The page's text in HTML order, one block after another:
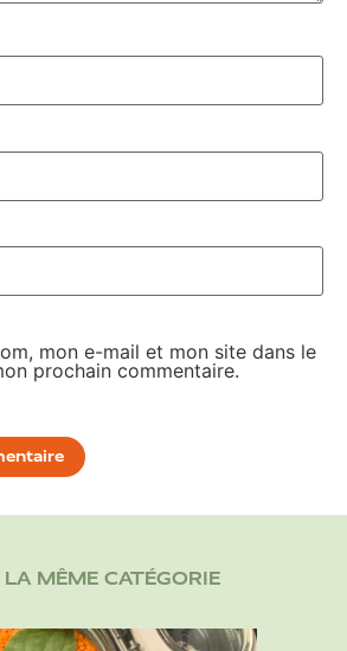
mon e-mail et mon site dans le
prochain commentaire.
LA MÊME CATÉGORIE